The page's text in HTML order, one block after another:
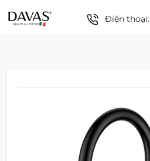
Điện thoại: